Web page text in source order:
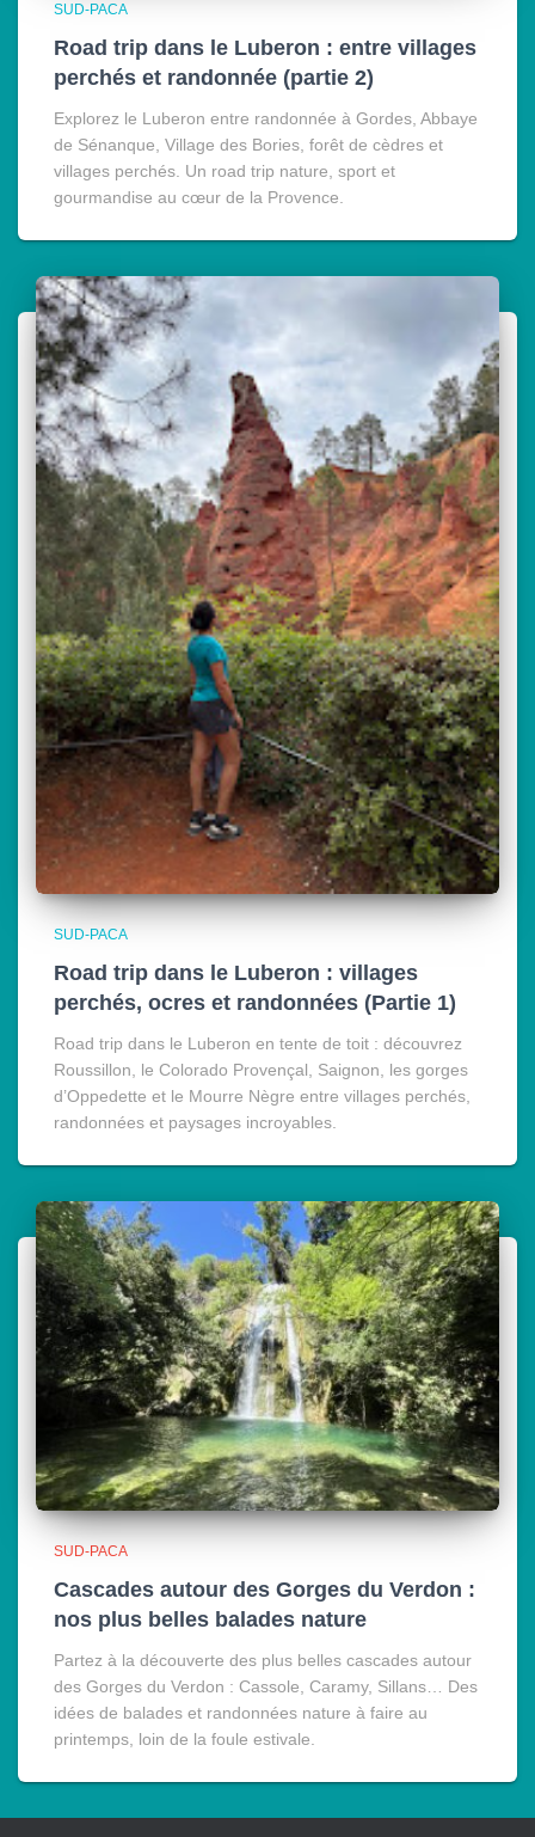
SUD-PACA
Road trip dans le Luberon : entre villages
perchés et randonnée (partie 2)
Explorez le Luberon entre randonnée à Gordes, Abbaye
de Sénanque, Village des Bories, forêt de cèdres et
villages perchés. Un road trip nature, sport et
gourmandise au cœur de la Provence.
SUD-PACA
Road trip dans le Luberon : villages
perchés, ocres et randonnées (Partie 1)
Road trip dans le Luberon en tente de toit : découvrez
Roussillon, le Colorado Provençal, Saignon, les gorges
d’Oppedette et le Mourre Nègre entre villages perchés,
randonnées et paysages incroyables.
SUD-PACA
Cascades autour des Gorges du Verdon :
nos plus belles balades nature
Partez à la découverte des plus belles cascades autour
des Gorges du Verdon : Cassole, Caramy, Sillans… Des
idées de balades et randonnées nature à faire au
printemps, loin de la foule estivale.